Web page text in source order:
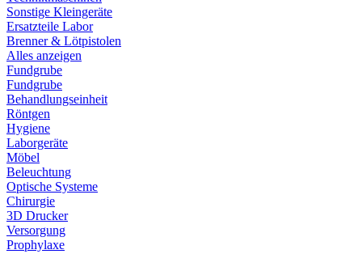
Sonstige Kleingeräte
Ersatzteile Labor
Brenner & Lötpistolen
Alles anzeigen
Fundgrube
Fundgrube
Behandlungseinheit
Röntgen
Hygiene
Laborgeräte
Möbel
Beleuchtung
Optische Systeme
Chirurgie
3D Drucker
Versorgung
Prophylaxe